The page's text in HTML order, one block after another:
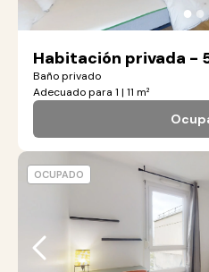
● ●
Habitación privada -
Baño privado
Adecuado para 1 | 11 m²
OCUPADO